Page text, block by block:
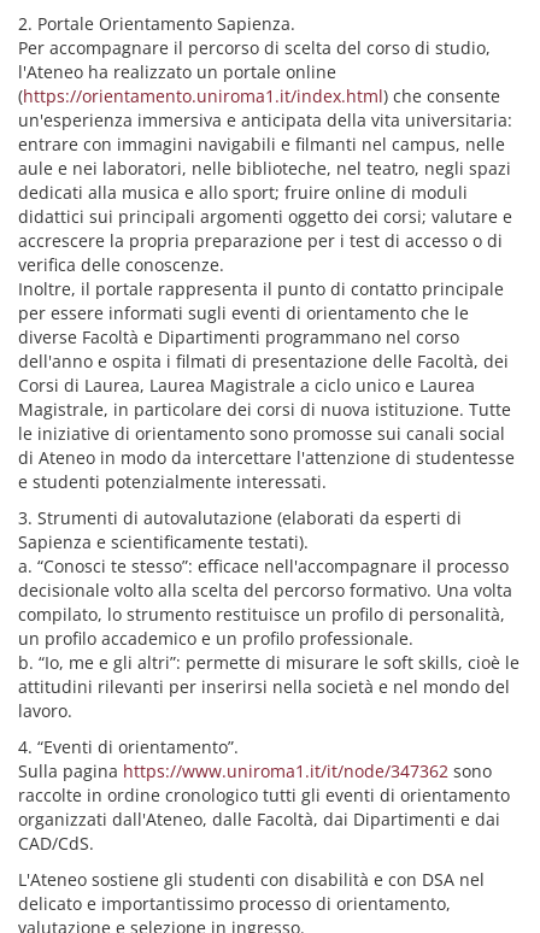
2. Portale Orientamento Sapienza.
Per accompagnare il percorso di scelta del corso di studio,
l'Ateneo ha realizzato un portale online
(https://orientamento.uniroma1.it/index.html) che consente
un'esperienza immersiva e anticipata della vita universitaria:
entrare con immagini navigabili e filmanti nel campus, nelle
aule e nei laboratori, nelle biblioteche, nel teatro, negli spazi
dedicati alla musica e allo sport; fruire online di moduli
didattici sui principali argomenti oggetto dei corsi; valutare e
accrescere la propria preparazione per i test di accesso o di
verifica delle conoscenze.
Inoltre, il portale rappresenta il punto di contatto principale
per essere informati sugli eventi di orientamento che le
diverse Facoltà e Dipartimenti programmano nel corso
dell'anno e ospita i filmati di presentazione delle Facoltà, dei
Corsi di Laurea, Laurea Magistrale a ciclo unico e Laurea
Magistrale, in particolare dei corsi di nuova istituzione. Tutte
le iniziative di orientamento sono promosse sui canali social
di Ateneo in modo da intercettare l'attenzione di studentesse
e studenti potenzialmente interessati.
3. Strumenti di autovalutazione (elaborati da esperti di
Sapienza e scientificamente testati).
a. “Conosci te stesso”: efficace nell'accompagnare il processo
decisionale volto alla scelta del percorso formativo. Una volta
compilato, lo strumento restituisce un profilo di personalità,
un profilo accademico e un profilo professionale.
b. “Io, me e gli altri”: permette di misurare le soft skills, cioè le
attitudini rilevanti per inserirsi nella società e nel mondo del
lavoro.
4. “Eventi di orientamento”.
Sulla pagina https://www.uniroma1.it/it/node/347362 sono
raccolte in ordine cronologico tutti gli eventi di orientamento
organizzati dall'Ateneo, dalle Facoltà, dai Dipartimenti e dai
CAD/CdS.
L'Ateneo sostiene gli studenti con disabilità e con DSA nel
delicato e importantissimo processo di orientamento,
valutazione e selezione in ingresso.